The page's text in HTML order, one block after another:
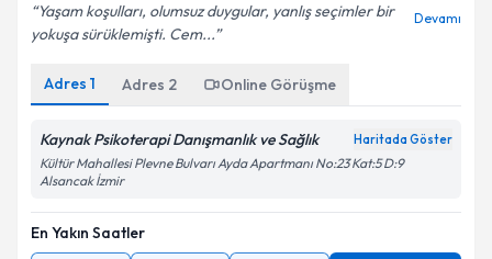
Yaşam koşulları, olumsuz duygular, yanlış seçimler bir
yokuşa sürüklemişti. Cem...
Devamı
Adres 1 Adres 2 Online Görüşme
Kaynak Psikoterapi Danışmanlık ve Sağlık Haritada Göster
Kültür Mahallesi Plevne Bulvarı Ayda Apartmanı No:23 Kat:5 D:9
Alsancak İzmir
En Yakın Saatler